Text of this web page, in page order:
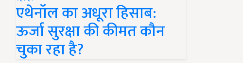
एथेनॉल का अधूरा हिसाब:
ऊर्जा सुरक्षा की कीमत कौन
चुका रहा है?